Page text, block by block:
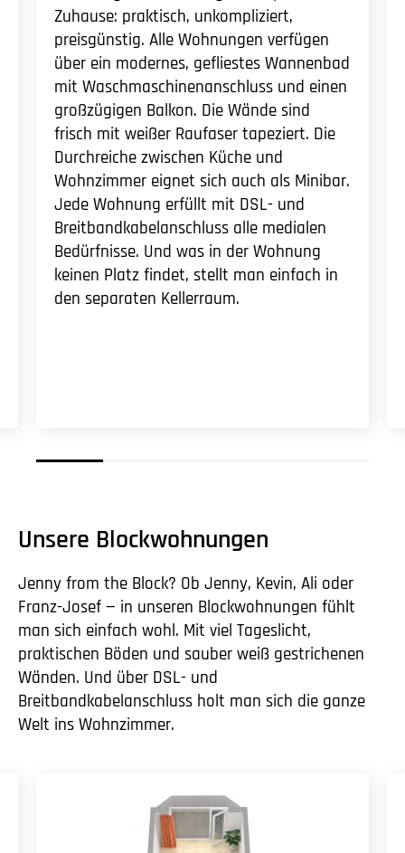
Zuhause: praktisch, unkompliziert,
preisgünstig. Alle Wohnungen verfügen
über ein modernes, gefliestes Wannenbad
mit Waschmaschinenanschluss und einen
großzügigen Balkon. Die Wände sind
frisch mit weißer Raufaser tapeziert. Die
Durchreiche zwischen Küche und
Wohnzimmer eignet sich auch als Minibar.
Jede Wohnung erfüllt mit DSL- und
Breitbandkabelanschluss alle medialen
Bedürfnisse. Und was in der Wohnung
keinen Platz findet, stellt man einfach in
den separaten Kellerraum.
Unsere Blockwohnungen
Jenny from the Block? Ob Jenny, Kevin, Ali oder
Franz-Josef — in unseren Blockwohnungen fühlt
man sich einfach wohl. Mit viel Tageslicht,
praktischen Böden und sauber weiß gestrichenen
Wänden. Und über DSL- und
Breitbandkabelanschluss holt man sich die ganze
Welt ins Wohnzimmer.